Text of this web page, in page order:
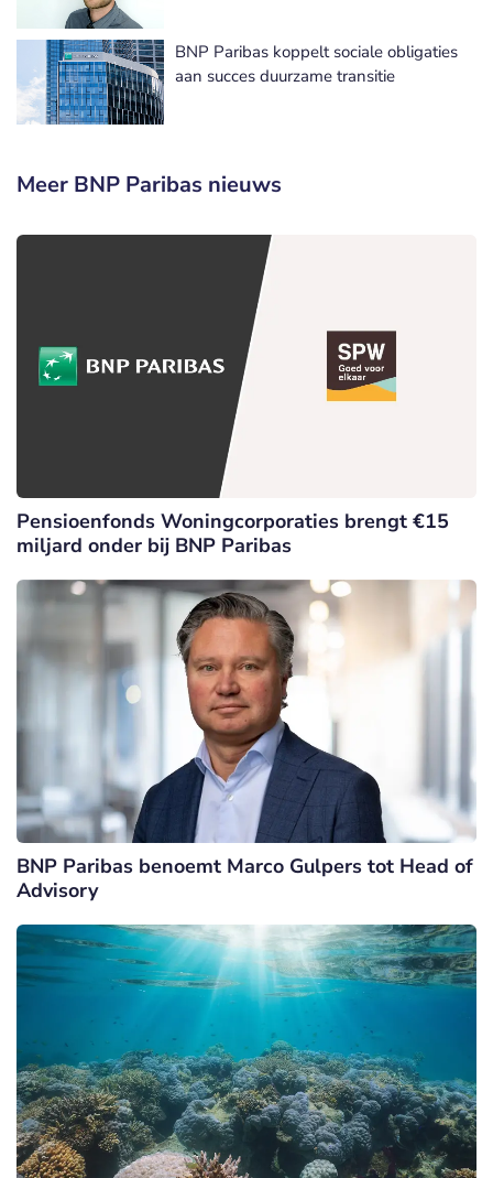
BNP Paribas koppelt sociale obligaties
aan succes duurzame transitie
Meer BNP Paribas nieuws
Pensioenfonds Woningcorporaties brengt €15
miljard onder bij BNP Paribas
BNP Paribas benoemt Marco Gulpers tot Head of
Advisory